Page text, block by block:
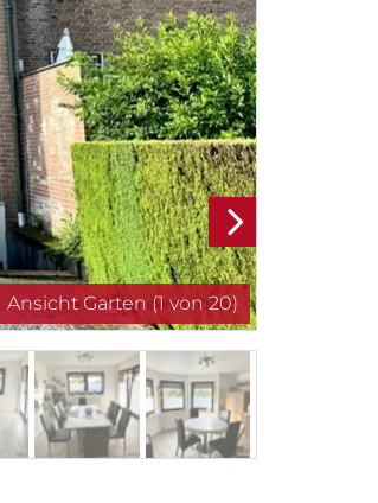
Ansicht Garten (1 von 20)